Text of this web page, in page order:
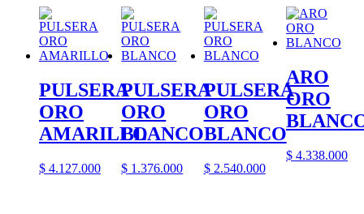
PULSERA
ORO
AMARILLO
$ 4.127.000
PULSERA
ORO
BLANCO
$ 1.376.000
PULSERA
ORO
BLANCO
$2.540.000
ARO
ORO
$4.338.000